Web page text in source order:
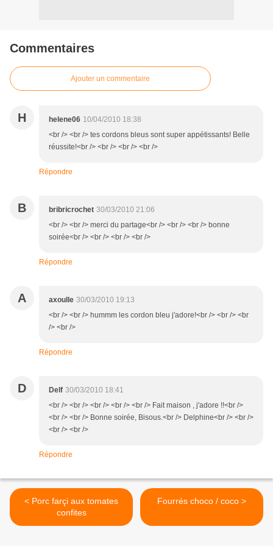
Commentaires
Ajouter un commentaire
H helene06 10/04/2010 18:38
<br /> <br /> tes cordons bleus sont super appétissants! Belle
réussite!<br /> <br /> <br /> <br />
Répondre
B bribricrochet 30/03/2010 21:06
<br /> <br /> merci du partage<br /> <br /> <br /> bonne
soirée<br /> <br /> <br /> <br />
Répondre
A axoulle 30/03/2010 19:13
<br /> <br /> hummm les cordon bleu j'adore!<br /> <br /> <br
/> <br />
Répondre
D Delf 30/03/2010 18:41
<br /> <br /> <br /> <br /> <br /> Fait maison , j'adore !!<br />
<br /> <br /> Bonne soirée, Bisous.<br /> Delphine<br /> <br />
<br /> <br />
Répondre
< Porc farçi aux tomates
confites
Fourrés choco / coco >